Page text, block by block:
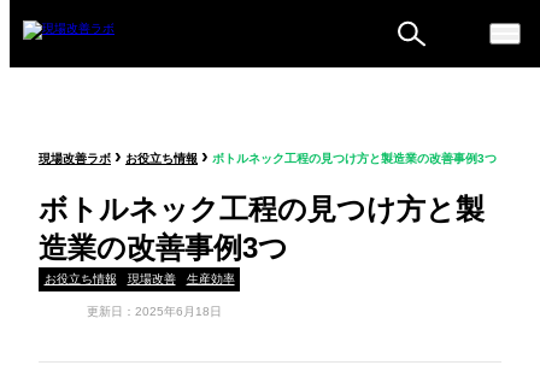
ム
セミナー
現場改善ラボ › お役立ち情報 › ボトルネック工程の見つけ方と製造業の改善事例3つ
ボトルネック工程の見つけ方と製
造業の改善事例3つ
お役立ち情報 現場改善 生産効率
更新日：2025年6月18日